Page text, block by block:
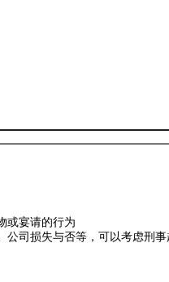
或宴请的行为
司损失与否等，可以考虑刑事